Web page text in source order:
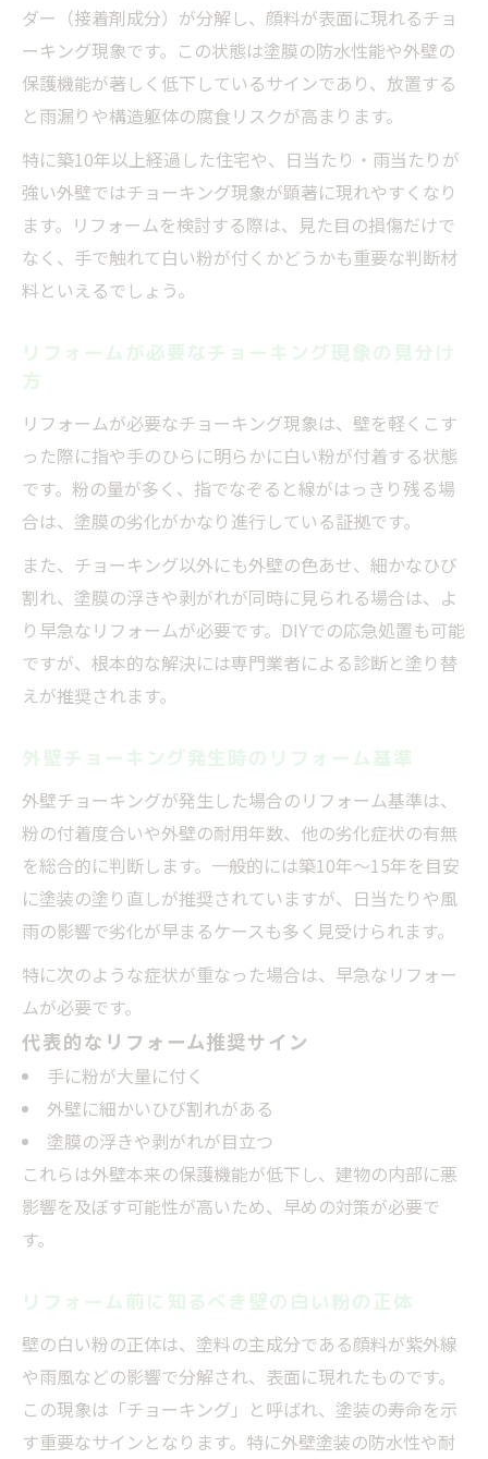
チョーキング現象のDIY落とし方とリフォー
ム判断
外壁チョーキングをセルフチェックするリ
フォーム術
外壁チョーキング落とし方と再発防止のリ
フォーム視点
チョーキングが起きやすい外壁色の特徴と選び
方
リフォームで選ぶ外壁色とチョーキング発
外壁リフォーム時に注意したい色とチョー
チョーキングしやすい外壁色の特徴とリフ
ォーム視点
リフォーム成功のための外壁色選びとチョ
外壁チョーキングが目立つ色とリフォーム
対策
外壁リフォーム費用や塗装工事のポイントを整
理
目安
チョーキング現象と塗装工事費用の関係
外壁リフォーム前に知るべき費用とポイン
ト
リフォームで外壁チョーキング補修する際
の注意点
チョーキング塗装費用の比較とリフォーム
判断
適切な時期を見極めて行う外壁リフォームのコ
ツ
チョーキング現象が示す外壁リフォーム適
期の判断
外壁チョーキングを見てリフォーム時期を
決めるコツ
外壁リフォームはチョーキング発生後が最
適か
リフォーム時期を見極めるチョーキング現
象の活用法
ダー（接着剤成分）が分解し、顔料が表面に現れるチョ
ーキング現象です。この状態は塗膜の防水性能や外壁の
保護機能が著しく低下しているサインであり、放置する
と雨漏りや構造躯体の腐食リスクが高まります。
特に築10年以上経過した住宅や、日当たり・雨当たりが
強い外壁ではチョーキング現象が顕著に現れやすくなり
ます。リフォームを検討する際は、見た目の損傷だけで
なく、手で触れて白い粉が付くかどうかも重要な判断材
料といえるでしょう。
リフォームが必要なチョーキング現象の見分け
方
リフォームが必要なチョーキング現象は、壁を軽くこす
った際に指や手のひらに明らかに白い粉が付着する状態
です。粉の量が多く、指でなぞると線がはっきり残る場
合は、塗膜の劣化がかなり進行している証拠です。
また、チョーキング以外にも外壁の色あせ、細かなひび
割れ、塗膜の浮きや剥がれが同時に見られる場合は、よ
り早急なリフォームが必要です。DIYでの応急処置も可能
ですが、根本的な解決には専門業者による診断と塗り替
えが推奨されます。
外壁チョーキング発生時のリフォーム基準
外壁チョーキングが発生した場合のリフォーム基準は、
粉の付着度合いや外壁の耐用年数、他の劣化症状の有無
を総合的に判断します。一般的には築10年～15年を目安
に塗装の塗り直しが推奨されていますが、日当たりや風
雨の影響で劣化が早まるケースも多く見受けられます。
特に次のような症状が重なった場合は、早急なリフォー
ムが必要です。
代表的なリフォーム推奨サイン
手に粉が大量に付く
外壁に細かいひび割れがある
塗膜の浮きや剥がれが目立つ
これらは外壁本来の保護機能が低下し、建物の内部に悪
影響を及ぼす可能性が高いため、早めの対策が必要で
す。
リフォーム前に知るべき壁の白い粉の正体
壁の白い粉の正体は、塗料の主成分である顔料が紫外線
や雨風などの影響で分解され、表面に現れたものです。
この現象は「チョーキング」と呼ばれ、塗装の寿命を示
す重要なサインとなります。特に外壁塗装の防水性や耐